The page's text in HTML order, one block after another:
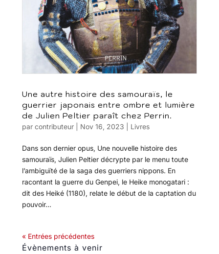
Une autre histoire des samouraïs, le
guerrier japonais entre ombre et lumière
de Julien Peltier paraît chez Perrin.
par contributeur| Nov 16, 2023 Livres
Dans son dernier opus, Une nouvelle histoire des
samouraïs, Julien Peltier décrypte par le menu toute
l’ambiguïté de la saga des guerriers nippons. En
racontant la guerre du Genpei, le Heike monogatari :
dit des Heiké (1180), relate le début de la captation du
pouvoir...
« Entrées précédentes
Évènements à venir